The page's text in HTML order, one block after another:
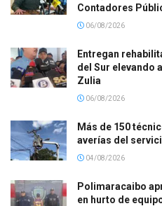
Contadores
06/08/2026
Entregan
del Sur elevando
Zulia
06/08/2026
Más de 150
averías del
04/08/2026
Polimaracaibo
en hurto de